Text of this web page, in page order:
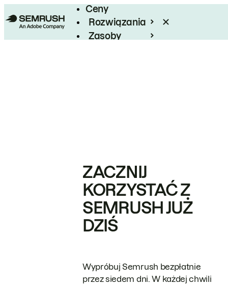
Ceny
Rozwiązania
Zasoby
ZACZNIJ
KORZYSTAĆ Z
SEMRUSH JUŻ
DZIŚ
Wypróbuj Semrush bezpłatnie
przez siedem dni. W każdej chwili